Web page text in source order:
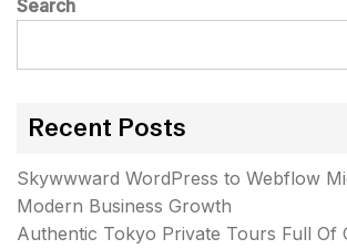
Search
Recent Posts
Skywwward WordPress to Webflow
Modern Business Growth
Authentic Tokyo Private Tours Full Of